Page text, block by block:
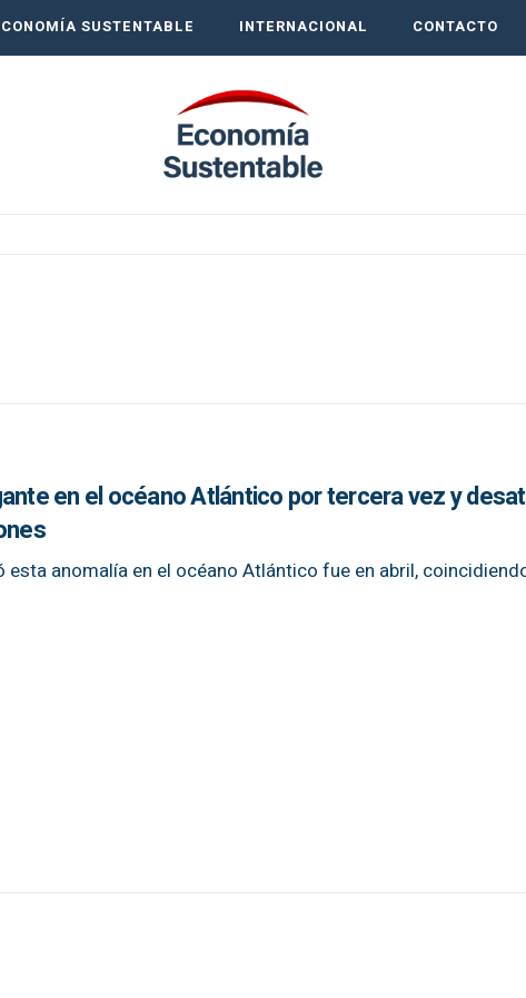
SUSTENTABLE INTERNACIONAL CONTACTO
en el océano Atlántico por tercera vez y
esta anomalía en el océano Atlántico fue en abril,